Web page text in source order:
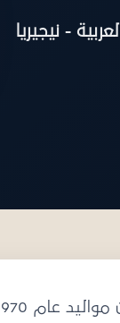
- نيجيريا